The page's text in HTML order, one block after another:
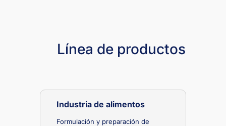
Línea de productos
Industria de alimentos
Formulación y preparación de